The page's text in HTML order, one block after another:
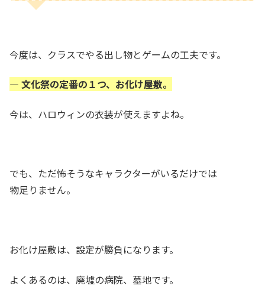
今度は、クラスでやる出し物とゲームの工夫です。
— 文化祭の定番の１つ、お化け屋敷。
今は、ハロウィンの衣装が使えますよね。
でも、ただ怖そうなキャラクターがいるだけでは
物足りません。
お化け屋敷は、設定が勝負になります。
よくあるのは、廃墟の病院、墓地です。